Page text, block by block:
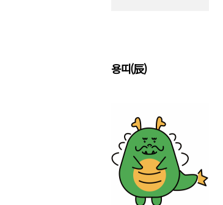
용띠(辰)